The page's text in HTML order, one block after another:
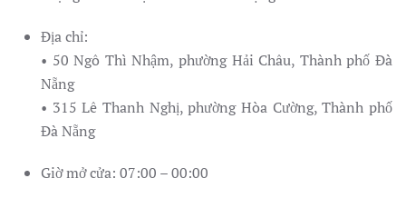
Địa chỉ:
• 50 Ngô Thì Nhậm, phường Hải Châu, Thành phố Đà
Nẵng
• 315 Lê Thanh Nghị, phường Hòa Cường, Thành phố
Đà Nẵng
Giờ mở cửa: 07:00 – 00:00